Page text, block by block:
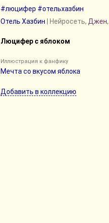
#люцифер #отельхазбин
Отель Хазбин | Нейросеть, Джен,
Люцифер с яблоком
Иллюстрация к фанфику
Мечта со вкусом яблока
Добавить в коллекцию